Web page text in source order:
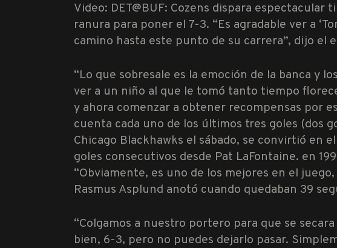
Video: DET@BUF: Cozens dispara espectacular
ranura para poner el 7-3. “Es agradable ver a
camino hasta este punto de su carrera”, dijo el
“Lo que sobresale es la emoción de la banca y
ver a un niño al que le tomó tanto tiempo
y ahora comenzar a obtener recompensas por
cuenta cada uno de los últimos tres goles (dos
Chicago Blackhawks el sábado, se convirtió en
goles consecutivos desde Pat LaFontaine. en
“Obviamente, es uno de los mejores en el
Rasmus Asplund anotó cuando quedaban 39
“Colgamos a nuestro portero para que se
bien, 6-3, pero no puedes dejarlo pasar.